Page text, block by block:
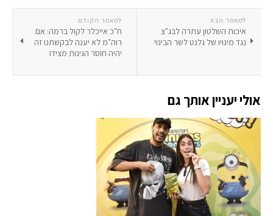
למאמר הקודם
ח"כ אייכלר לקול ברמה: אם
רוה"מ לא יענה לבקשתנו זה
יהיה חוסר הגינות מצידו
למאמר הבא
איכות השלטון עתרה לבג"צ
נגד מינויו של גלנט לשר הבינוי
אולי יעניין אותך גם